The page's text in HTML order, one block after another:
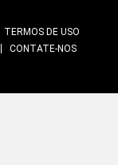
TERMOS DE USO
CONTATE-NOS